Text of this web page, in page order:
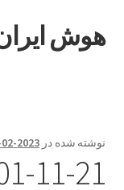
پرش
به
پرش
به
هوش
Instructor
نوشته شده در 2023-02-10